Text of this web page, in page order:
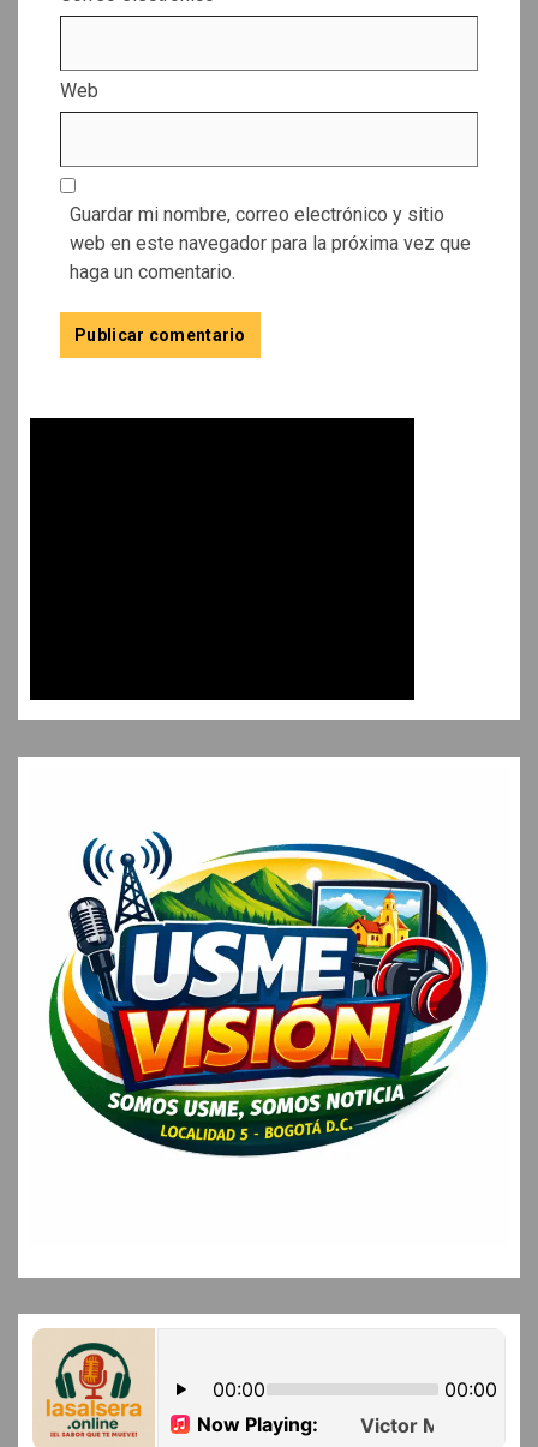
Web
Guardar mi nombre, correo electrónico y sitio
web en este navegador para la próxima vez que
haga un comentario.